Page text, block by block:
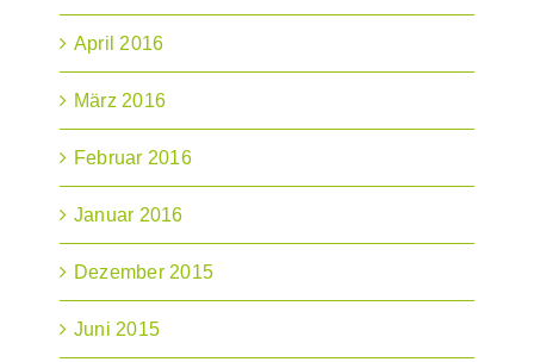
April 2016
März 2016
Februar 2016
Januar 2016
Dezember 2015
Juni 2015